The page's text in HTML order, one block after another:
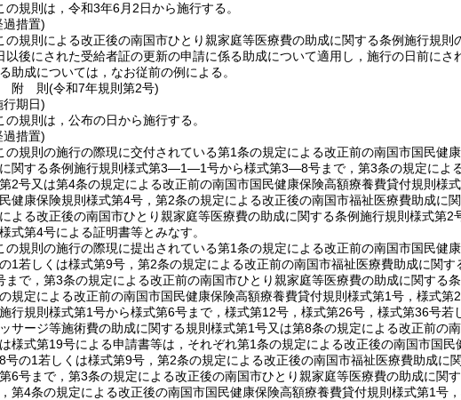
の規則は，令和3年6月2日から施行する。
過措置)
の規則による改正後の南国市ひとり親家庭等医療費の助成に関する条例施行規
以後にされた受給者証の更新の申請に係る助成について適用し，施行の日前に
助成については，なお従前の例による。
附 則(令和7年規則第2号)
行期日)
の規則は，公布の日から施行する。
過措置)
の規則の施行の際現に交付されている第1条の規定による改正前の南国市国民健
関する条例施行規則様式第3―1―1号から様式第3―8号まで，第3条の規定によ
2号又は第4条の規定による改正前の南国市国民健康保険高額療養費貸付規則様
健康保険規則様式第4号，第2条の規定による改正後の南国市福祉医療費助成
よる改正後の南国市ひとり親家庭等医療費の助成に関する条例施行規則様式第
式第4号による証明書等とみなす。
の規則の施行の際現に提出されている第1条の規定による改正前の南国市国民
1若しくは様式第9号，第2条の規定による改正前の南国市福祉医療費助成に関
まで，第3条の規定による改正前の南国市ひとり親家庭等医療費の助成に関す
規定による改正前の南国市国民健康保険高額療養費貸付規則様式第1号，様式
行規則様式第1号から様式第6号まで，様式第12号，様式第26号，様式第36号
サージ等施術費の助成に関する規則様式第1号又は第8条の規定による改正前の
様式第19号による申請書等は，それぞれ第1条の規定による改正後の南国市国
号の1若しくは様式第9号，第2条の規定による改正後の南国市福祉医療費助成
6号まで，第3条の規定による改正後の南国市ひとり親家庭等医療費の助成に関
第4条の規定による改正後の南国市国民健康保険高額療養費貸付規則様式第1号